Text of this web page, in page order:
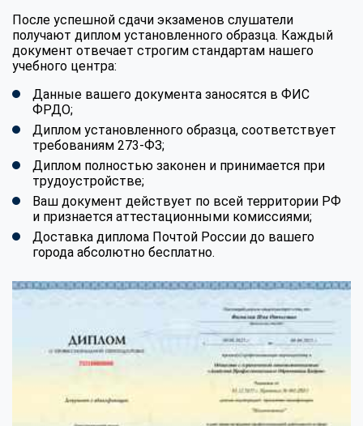
После успешной сдачи экзаменов слушатели
получают диплом установленного образца. Каждый
документ отвечает строгим стандартам нашего
учебного центра:
Данные вашего документа заносятся в ФИС
ФРДО;
Диплом установленного образца, соответствует
требованиям 273-ФЗ;
Диплом полностью законен и принимается при
трудоустройстве;
Ваш документ действует по всей территории РФ
и признается аттестационными комиссиями;
Доставка диплома Почтой России до вашего
города абсолютно бесплатно.